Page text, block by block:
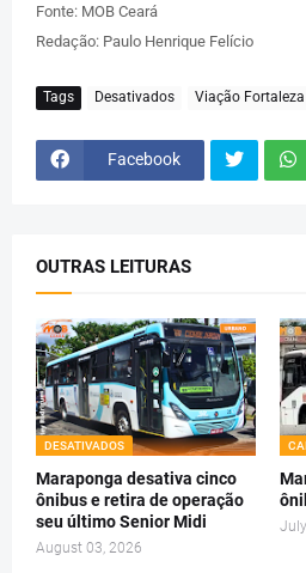
Fonte: MOB Ceará
Redação: Paulo Henrique Felício
Tags Desativados Viação Fortaleza
Facebook
OUTRAS LEITURAS
DESATIVADOS
Maraponga desativa cinco
ônibus e retira de operação
seu último Senior Midi
August 03, 2026